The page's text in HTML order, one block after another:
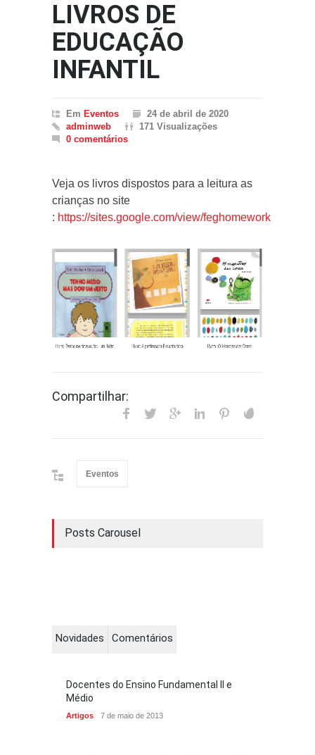
LIVROS DE
EDUCAÇÃO
INFANTIL
Em Eventos
24 de abril de 2020
adminweb
171 Visualizações
0 comentários
Veja os livros dispostos para a leitura as
crianças no site
: https://sites.google.com/view/feghomework
Compartilhar:
Eventos
Posts Carousel
Novidades Comentários
Docentes do Ensino Fundamental II e
Médio
Artigos 7 de maio de 2013